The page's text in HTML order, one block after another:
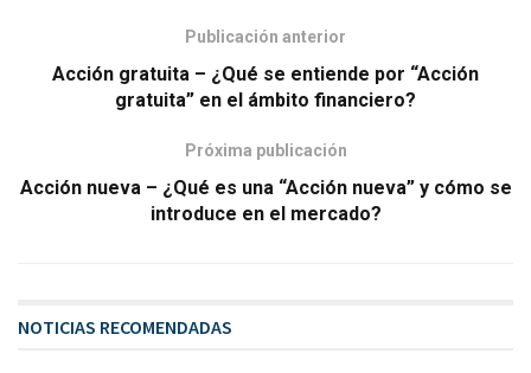
Publicación anterior
Acción gratuita – ¿Qué se entiende por “Acción
gratuita” en el ámbito financiero?
Próxima publicación
Acción nueva – ¿Qué es una “Acción nueva” y cómo se
introduce en el mercado?
NOTICIAS RECOMENDADAS